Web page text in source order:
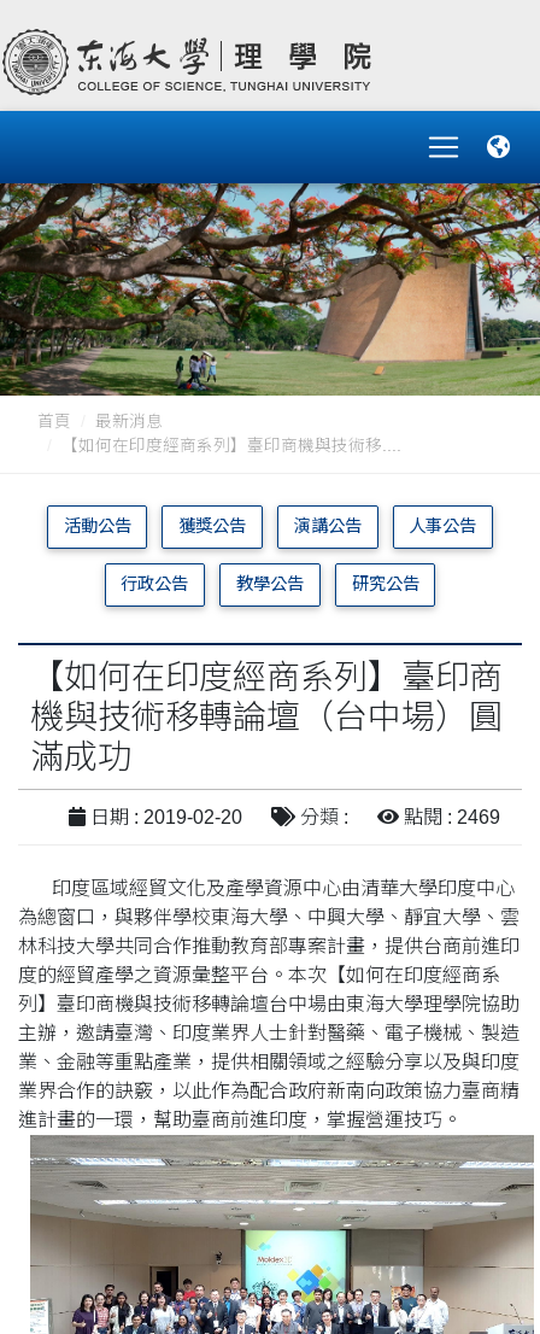
首頁
最新消息
【如何在印度經商系列】臺印商機與技術移....
活動公告 獲獎公告 演講公告 人事公告
行政公告 教學公告 研究公告
【如何在印度經商系列】臺印商
機與技術移轉論壇（台中場）圓
滿成功
日期 : 2019-02-20 分類 : 點閱 : 2469
印度區域經貿文化及產學資源中心由清華大學印度中心
為總窗口，與夥伴學校東海大學、中興大學、靜宜大學、雲
林科技大學共同合作推動教育部專案計畫，提供台商前進印
度的經貿產學之資源彙整平台。本次【如何在印度經商系
列】臺印商機與技術移轉論壇台中場由東海大學理學院協助
主辦，邀請臺灣、印度業界人士針對醫藥、電子機械、製造
業、金融等重點產業，提供相關領域之經驗分享以及與印度
業界合作的訣竅，以此作為配合政府新南向政策協力臺商精
進計畫的一環，幫助臺商前進印度，掌握營運技巧。